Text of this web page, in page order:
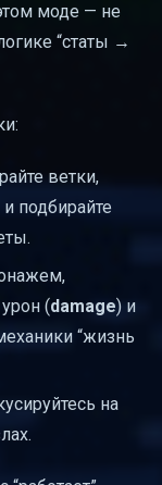
моде — не
“статы →
ветки,
подбирайте
(damage) и
“жизнь
на